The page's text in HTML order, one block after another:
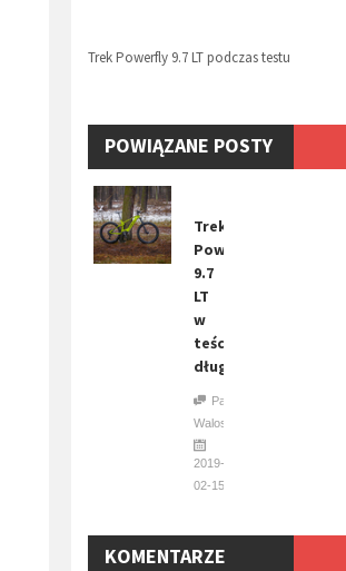
Trek Powerfly 9.7 LT podczas testu
POWIĄZANE POSTY
Trek
Powerfly
9.7
LT
w
teście
długodystansowym
Paweł
Waloszczyk
2019-
02-15
KOMENTARZE